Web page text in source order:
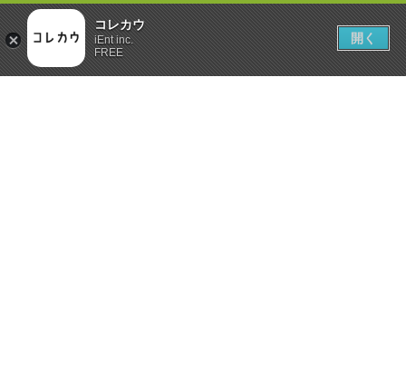
コレカウ
iEnt inc.
FREE
開く